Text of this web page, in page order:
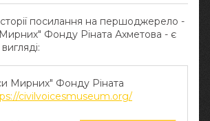
посилання на першоджерело -
Фонду Ріната Ахметова - є
Мирних" Фонду Ріната
civilvoicesmuseum.org/